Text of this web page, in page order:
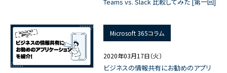
Microsoft 365コラム
2020年03月17日（火）
ビジネスの情報共有にお勧めのアプリ